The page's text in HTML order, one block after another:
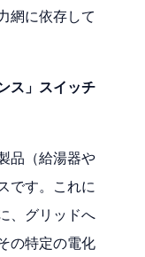
網に依存して
ス」スイッチ
品（給湯器や
です。これに
、グリッドへ
の特定の電化